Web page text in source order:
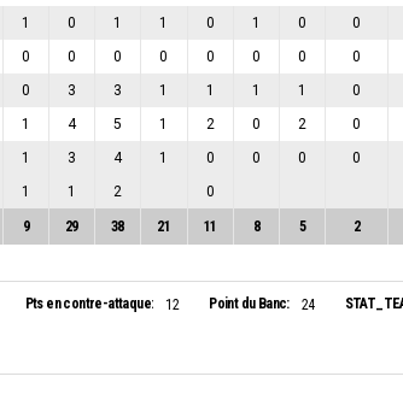
1 0 1 1 0 1 0 0
0 0 0 0 0 0 0 0
0 3 3 1 1 1 1 0
1 4 5 1 2 0 2 0
1 3 4 1 0 0 0 0
1 1 2 0
9 29 38 21 11 8 5 2
Pts en contre-attaque: 12 Point du Banc: 24